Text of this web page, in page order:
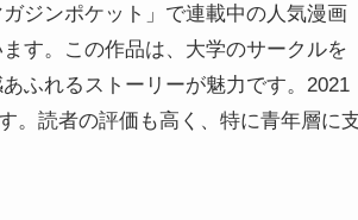
ジンポケット」で連載中の人気漫画
す。この作品は、大学のサークルを
ふれるストーリーが魅力です。2021
。読者の評価も高く、特に青年層に